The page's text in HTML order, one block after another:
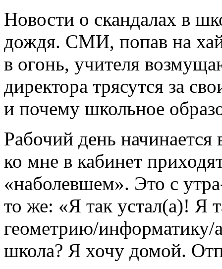
Новости о скандалах в
дождя. СМИ, попав на
в огонь, учителя
директора трясутся за
и почему школьное
Рабочий день
ко мне в кабинет
«наболевшем». Это с
то же: «Я так устал(а)! Я
геометрию/информатику/
школа? Я хочу домой.